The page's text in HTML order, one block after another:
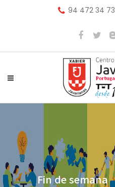
94 472 34 73
Fin de semana